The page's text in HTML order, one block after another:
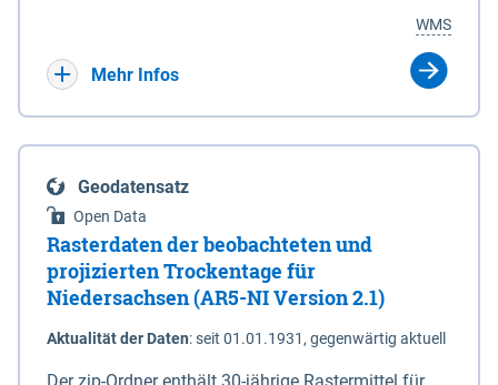
Eigenschaft eines Sperrwerkes durch Widmung, die
die Deichbehörde durch Verordnung ausspricht.
sowie Status der bestehenden Wolfsterritorien im
laufenden Monitoringjahr.
WMS
Mehr Infos
Geodatensatz
Open Data
Rasterdaten der beobachteten und
projizierten Trockentage für
Niedersachsen (AR5-NI Version 2.1)
Aktualität der Daten:seit 01.01.1931, gegenwärtig aktuell